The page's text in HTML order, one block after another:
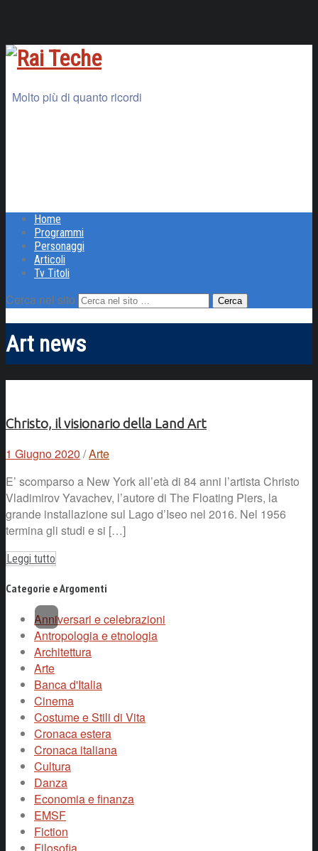
Molto più di quanto ricordi
Home
Programmi
Personaggi
Articoli
Tv Titoli
Cerca nel sito
Art news
Christo, il visionario della Land Art
1 Giugno 2020 /Arte
E’ scomparso a New York all’età di 84 anni l’artista Christo
Vladimirov Yavachev, l’autore di The Floating Piers, la
grande installazione sul Lago d’Iseo nel 2016. Nel 1956
termina gli studi e si […]
Leggi tutto
Categorie e Argomenti
Anniversari e celebrazioni
Antropologia e etnologia
Architettura
Arte
Banca d'Italia
Cinema
Costume e Stili di Vita
Cronaca estera
Cronaca italiana
Cultura
Danza
Economia e finanza
EMSF
Fiction
Filosofia